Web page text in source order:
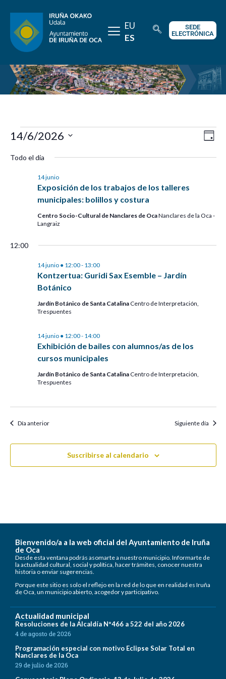
EU
ES
SEDE
ELECTRÓNICA
de
de
Día
14/6/2026
Selecciona la fecha.
Todo el día
Exposición de los trabajos de los talleres
municipales: bolillos y costura
14 junio
Centro Socio-Cultural de Nanclares de OcaNanclares de la Oca -
Langraiz
12:00
Kontzertua: Guridi Sax Esemble – Jardín
Botánico
14 junio ● 12:00- 13:00
Jardín Botánico de Santa Catalina Centro de Interpretación,
Trespuentes
Exhibición de bailes con alumnos/as de los
cursos municipales
14 junio ● 12:00- 14:00
Jardín Botánico de Santa Catalina Centro de Interpretación,
Trespuentes
Día anterior Siguiente día
Suscribirse al calendario
Bienvenido/a a la web oficial del Ayuntamiento de Iruña
de Oca
Desde esta ventana podrás asomarte a nuestro municipio. Informarte de
la actualidad cultural, social y política, hacer trámites, conocer nuestra
historia o enviar sugerencias.
Porque este sitio es solo el reflejo en la red de lo que en realidad es Iruña
de Oca, un municipio abierto, acogedor y participativo.
Actualidad municipal
Resoluciones de la Alcaldía Nº466 a 522 del año 2026
4 de agosto de 2026
Programación especial con motivo Eclipse Solar Total en
Nanclares de la Oca
29 de julio de 2026